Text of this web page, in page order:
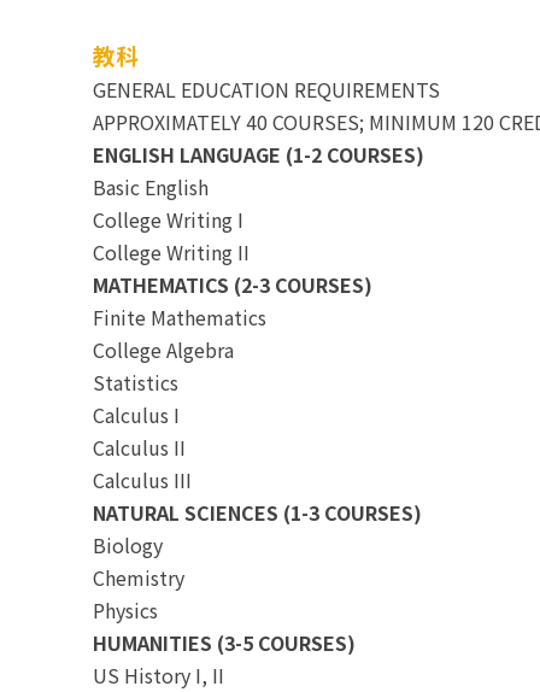
教科
GENERAL EDUCATION REQUIREMENTS
APPROXIMATELY 40 COURSES; MINIMUM 120
ENGLISH LANGUAGE (1-2 COURSES)
Basic English
College Writing I
College Writing II
MATHEMATICS (2-3 COURSES)
Finite Mathematics
College Algebra
Statistics
Calculus I
Calculus II
Calculus III
NATURAL SCIENCES (1-3 COURSES)
Biology
Chemistry
Physics
HUMANITIES (3-5 COURSES)
US History I, II